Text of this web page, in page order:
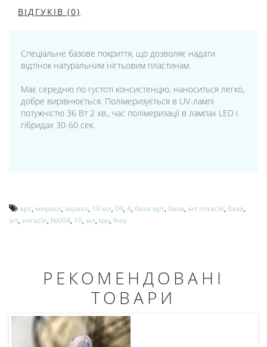
ВІДГУКІВ (0)
Спеціальне базове покриття, що дозволяє надати
відтінок натуральним нігтьовим пластинам.
Має середню по густоті консистенцію, наноситься легко,
добре вирівнюється. Полімеризується в UV-лампі
потужністю 36 Вт 2 хв., час полімеризації в лампах LED і
гібридах 30-60 сек.
арт, миракл, міракл, 10 мл, 04, 4, база арт, база, art miracle, база,
art, miracle, №004, 10, мл, tpo, free
РЕКОМЕНДОВАНІ
ТОВАРИ